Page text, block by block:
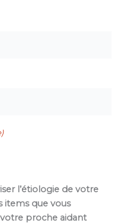
l’étiologie de votre
items que vous
proche aidant